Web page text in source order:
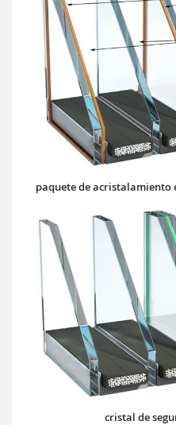
paquete de
cristal de